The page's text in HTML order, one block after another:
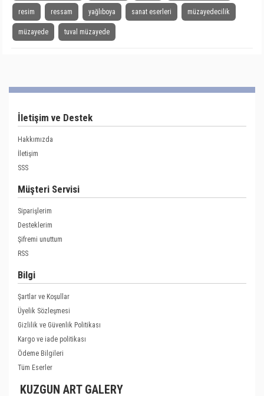
resim ressam yağlıboya sanat eserleri müzayedecilik
müzayede tuval müzayede
İletişim ve Destek
Hakkımızda
İletişim
SSS
Müşteri Servisi
Siparişlerim
Desteklerim
Şifremi unuttum
RSS
Bilgi
Şartlar ve Koşullar
Üyelik Sözleşmesi
Gizlilik ve Güvenlik Politikası
Kargo ve iade politikası
Ödeme Bilgileri
Tüm Eserler
KUZGUN ART GALERY